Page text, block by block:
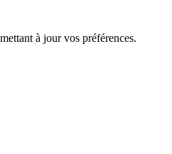
à jour vos préférences.